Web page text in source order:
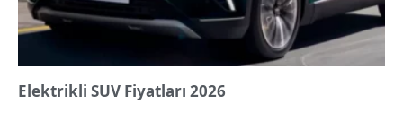
Elektrikli SUV Fiyatları 2026